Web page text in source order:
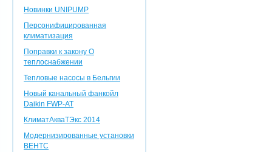
Новинки UNIPUMP
Персонифицированная
климатизация
Поправки к закону О
теплоснабжении
Тепловые насосы в Бельгии
Новый канальный фанкойл
Daikin FWP-AT
КлиматАкваТЭкс 2014
Модернизированные установки
ВЕНТС